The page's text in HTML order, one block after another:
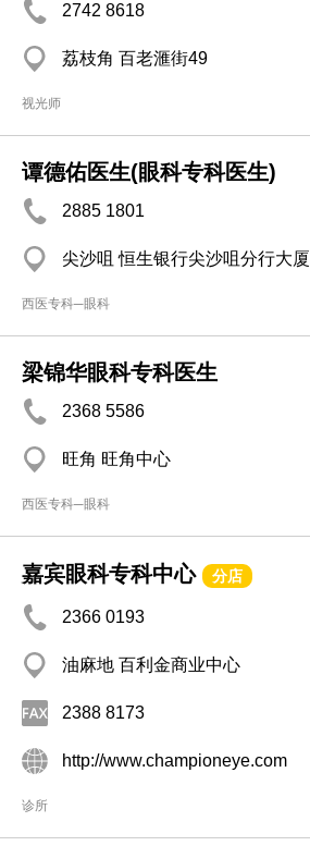
2742 8618
荔枝角 百老滙街49
视光师
谭德佑医生(眼科专科医生)
2885 1801
尖沙咀 恒生银行尖沙咀分行大厦
西医专科─眼科
梁锦华眼科专科医生
2368 5586
旺角 旺角中心
西医专科─眼科
嘉宾眼科专科中心 分店
2366 0193
油麻地 百利金商业中心
2388 8173
http://www.championeye.com
诊所